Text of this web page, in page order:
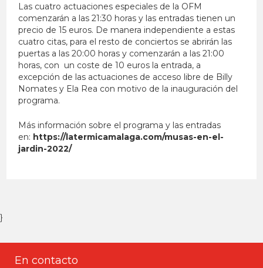
Las cuatro actuaciones especiales de la OFM
comenzarán a las 21:30 horas y las entradas tienen un
precio de 15 euros. De manera independiente a estas
cuatro citas, para el resto de conciertos se abrirán las
puertas a las 20:00 horas y comenzarán a las 21:00
horas, con un coste de 10 euros la entrada, a
excepción de las actuaciones de acceso libre de Billy
Nomates y Ela Rea con motivo de la inauguración del
programa.
Más información sobre el programa y las entradas
en: https://latermicamalaga.com/musas-en-el-
jardin-2022/
}
En contacto